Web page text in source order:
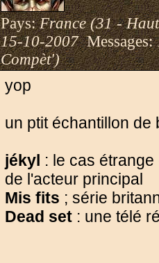
Pays:France (31 -
15-10-2007Messages:
Compèt')
yop
un ptit échantillon de
jékyl : le cas
de l'acteur principal
Mis fits ; série
Dead set : une télé